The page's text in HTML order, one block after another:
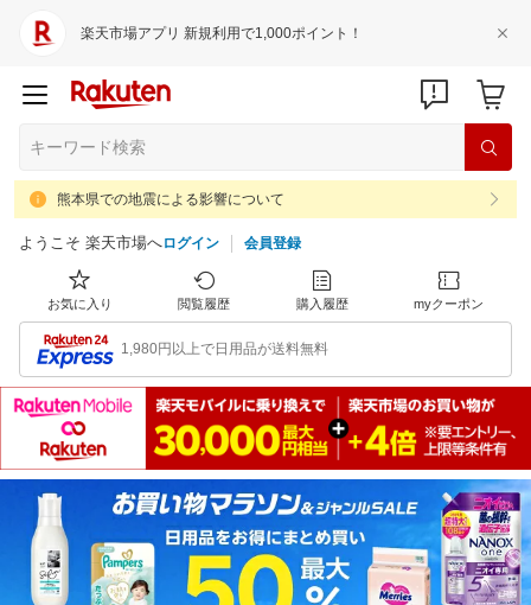
楽天市場アプリ 新規利用で1,000ポイント！
熊本県での地震による影響について
ようこそ 楽天市場へログイン 会員登録
お気に入り 閲覧履歴 購入履歴 myクーポン
1,980円以上で日用品が送料無料